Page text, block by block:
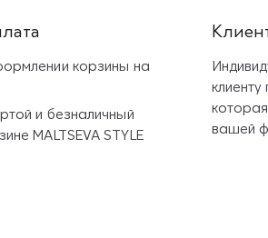
корзины на
и безналичный
MALTSEVA STYLE
вашей